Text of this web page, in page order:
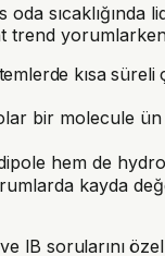
oda
trend
kısa süreli
bir molecule
hem de
kayda
IB sorularını